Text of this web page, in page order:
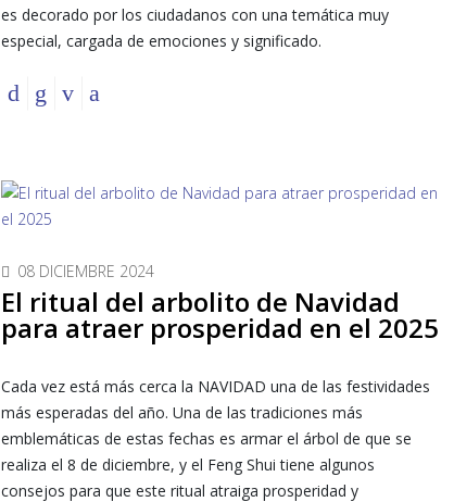
es decorado por los ciudadanos con una temática muy
especial, cargada de emociones y significado.
08 DICIEMBRE 2024
El ritual del arbolito de Navidad
para atraer prosperidad en el 2025
Cada vez está más cerca la NAVIDAD una de las festividades
más esperadas del año. Una de las tradiciones más
emblemáticas de estas fechas es armar el árbol de que se
realiza el 8 de diciembre, y el Feng Shui tiene algunos
consejos para que este ritual atraiga prosperidad y